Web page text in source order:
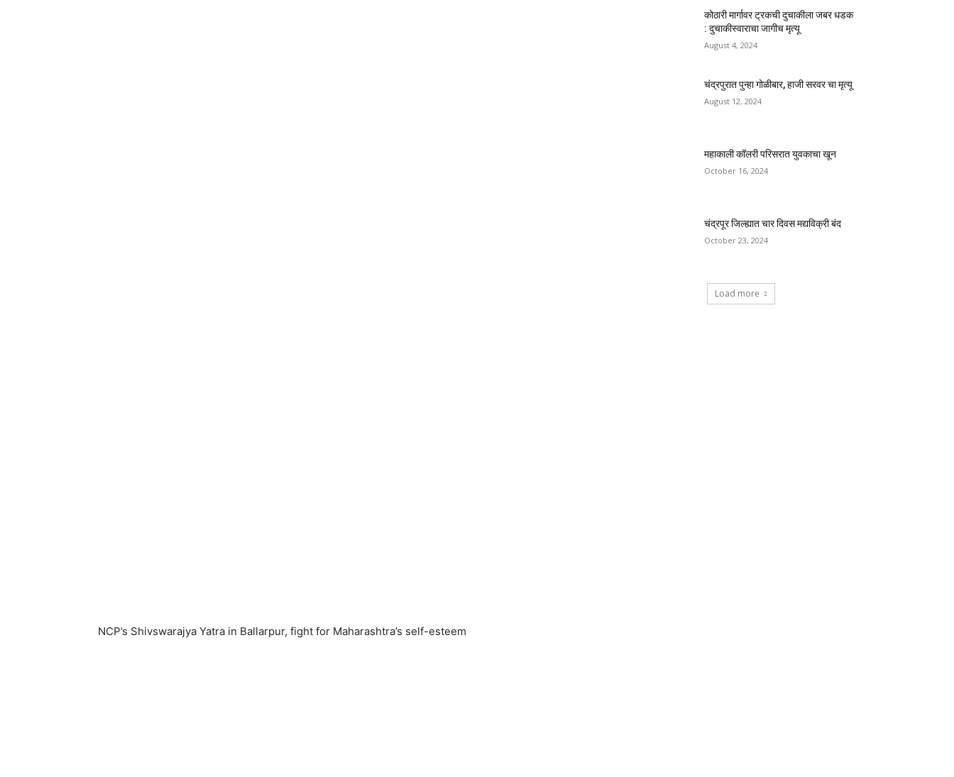
NCP’s Shivswarajya Yatra in Ballarpur, fight for Maharashtra’s self-esteem
कोठारी मार्गावर ट्रकची दुचाकीला जबर धडक
: दुचाकीस्वाराचा जागीच मृत्यू
August 4, 2024
चंद्रपुरात पुन्हा गोळीबार, हाजी सरवर चा मृत्यू
August 12, 2024
महाकाली कॉलरी परिसरात युवकाचा खून
October 16, 2024
चंद्रपूर जिल्ह्यात चार दिवस मद्यविक्री बंद
October 23, 2024
Load more